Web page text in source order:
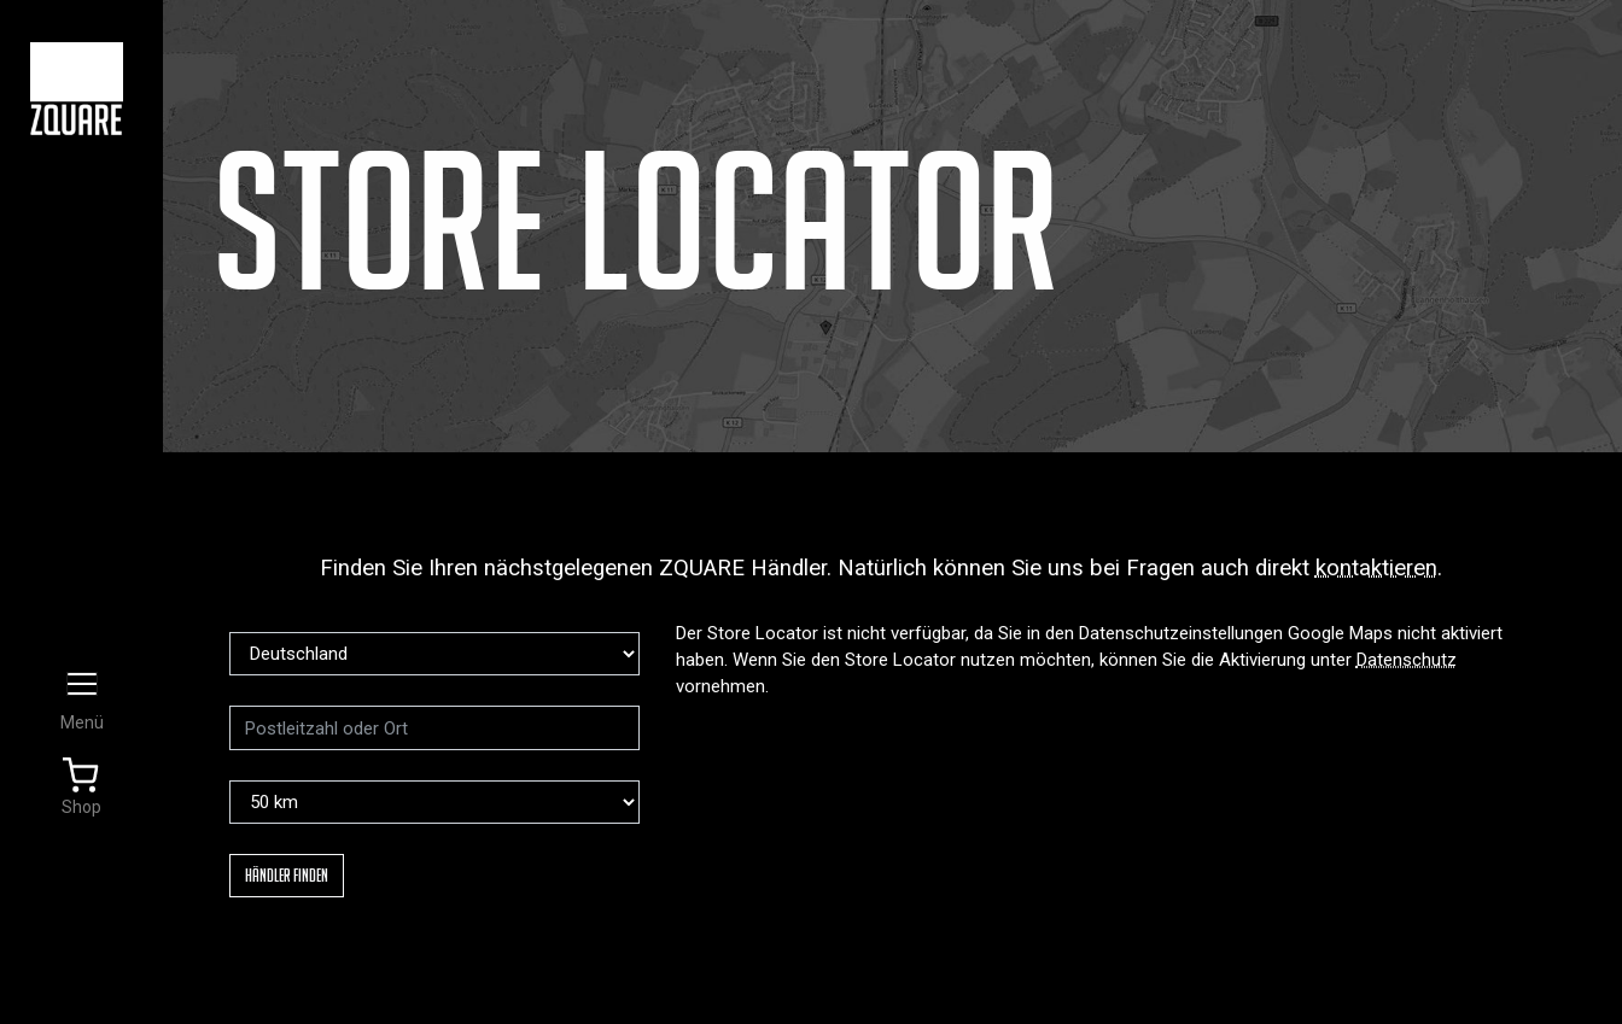
Shop
STORE LOCATOR
Finden Sie Ihren nächstgelegenen ZQUARE Händler. Natürlich können Sie uns bei Fragen auch direkt kontaktieren.
Postleitzahl oder Ort
Umkreis
Händler finden
Der Store Locator ist nicht verfügbar, da Sie in den Datenschutzeinstellungen Google Maps nicht aktiviert
haben. Wenn Sie den Store Locator nutzen möchten, können Sie die Aktivierung unter Datenschutz
vornehmen.